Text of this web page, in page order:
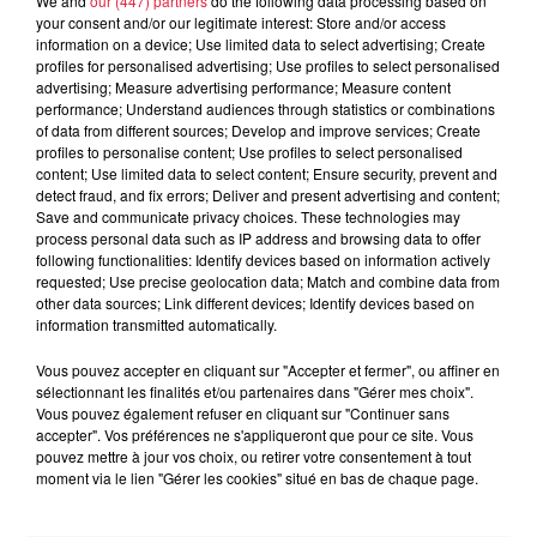
À découvrir également
À Hoerdt, de l’eau brune sort des robinets
your consent and/or our legitimate interest: Store and/or access
information on a device; Use limited data to select advertising; Create
profiles for personalised advertising; Use profiles to select personalised
advertising; Measure advertising performance; Measure content
performance; Understand audiences through statistics or combinations
of data from different sources; Develop and improve services; Create
profiles to personalise content; Use profiles to select personalised
content; Use limited data to select content; Ensure security, prevent and
detect fraud, and fix errors; Deliver and present advertising and content;
Save and communicate privacy choices. These technologies may
process personal data such as IP address and browsing data to offer
following functionalities: Identify devices based on information actively
requested; Use precise geolocation data; Match and combine data from
other data sources; Link different devices; Identify devices based on
information transmitted automatically.
Vous pouvez accepter en cliquant sur "Accepter et fermer", ou affiner en
sélectionnant les finalités et/ou partenaires dans "Gérer mes choix".
Vous pouvez également refuser en cliquant sur "Continuer sans
accepter". Vos préférences ne s'appliqueront que pour ce site. Vous
pouvez mettre à jour vos choix, ou retirer votre consentement à tout
moment via le lien "Gérer les cookies" situé en bas de chaque page.